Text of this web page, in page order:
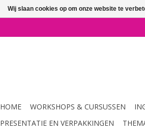
HOME WORKSHOPS & CURSUSSEN
PRESENTATIE EN VERPAKKINGEN
Wij slaan cookies op om onze website te